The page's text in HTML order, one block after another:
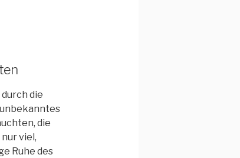
die
unbekanntes
die
viel,
Ruhe des